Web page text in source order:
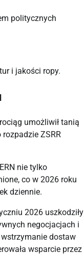
politycznych
i jakości ropy.
umożliwił tanią
ZSRR
nie tylko
co w 2026 roku
dziennie.
2026 uszkodziły
negocjacjach i
dostaw
wsparcie przez